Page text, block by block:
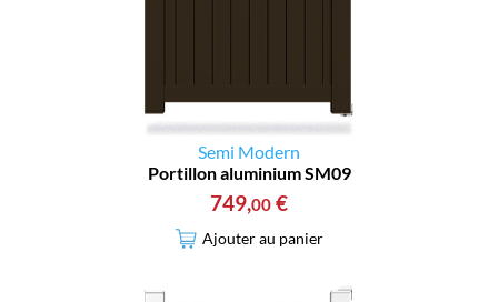
Semi Modern
Portillon aluminium SM09
749,00 €
Ajouter au panier